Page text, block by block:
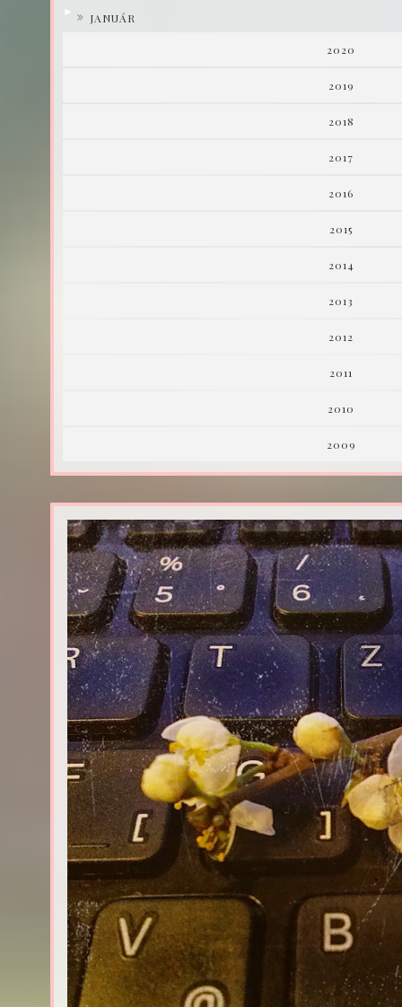
► JANUÁR
2020
2019
2018
2017
2016
2015
2014
2013
2012
2011
2010
2009